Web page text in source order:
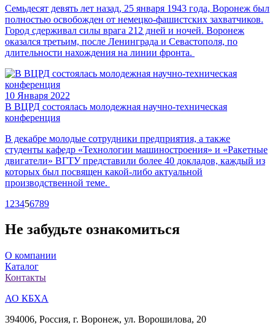
Семьдесят девять лет назад, 25 января 1943 года, Воронеж был
полностью освобожден от немецко-фашистских захватчиков.
Город сдерживал силы врага 212 дней и ночей. Воронеж
оказался третьим, после Ленинграда и Севастополя, по
длительности нахождения на линии фронта.
10 Января 2022
В ВЦРД состоялась молодежная научно-техническая
конференция
В декабре молодые сотрудники предприятия, а также
студенты кафедр «Технологии машиностроения» и «Ракетные
двигатели» ВГТУ представили более 40 докладов, каждый из
которых был посвящен какой-либо актуальной
производственной теме.
1 23456789
Не забудьте ознакомиться
О компании
Каталог
Контакты
АО КБХА
394006, Россия, г. Воронеж, ул. Ворошилова, 20